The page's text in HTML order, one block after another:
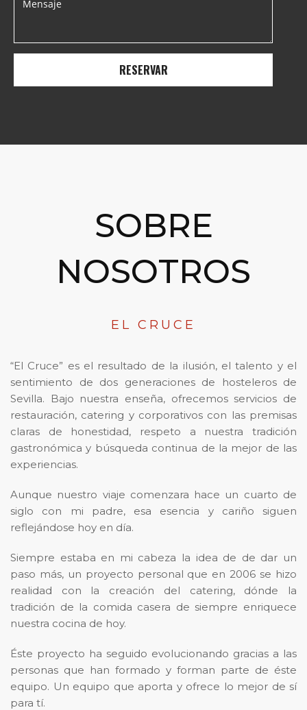
SOBRE
NOSOTROS
EL CRUCE
“El Cruce” es el resultado de la ilusión, el talento y el
sentimiento de dos generaciones de hosteleros de
Sevilla. Bajo nuestra enseña, ofrecemos servicios de
restauración, catering y corporativos con las premisas
claras de honestidad, respeto a nuestra tradición
gastronómica y búsqueda continua de la mejor de las
experiencias.
Aunque nuestro viaje comenzara hace un cuarto de
siglo con mi padre, esa esencia y cariño siguen
reflejándose hoy en día.
Siempre estaba en mi cabeza la idea de de dar un
paso más, un proyecto personal que en 2006 se hizo
realidad con la creación del catering, dónde la
tradición de la comida casera de siempre enriquece
nuestra cocina de hoy.
Éste proyecto ha seguido evolucionando gracias a las
personas que han formado y forman parte de éste
equipo. Un equipo que aporta y ofrece lo mejor de sí
para tí.